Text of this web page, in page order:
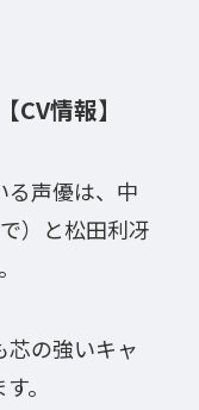
情報】
る声優は、中
）と松田利冴
芯の強いキャ
。